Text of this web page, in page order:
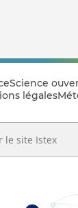
Science
légales